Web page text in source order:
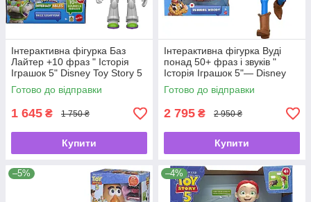
Інтерактивна фігурка Баз
Лайтер +10 фраз " Історія
Іграшок 5" Disney Toy Story 5
Interactables від Mattel 🚀✨
Готово до відправки
1 645 ₴ 1 750 ₴
Купити
Інтерактивна фігурка Вуді
понад 50+ фраз і звуків "
Історія Іграшок 5"— Disney
Pixar Toy Story 5 від Mattel 🤠
✨
Готово до відправки
2 795 ₴ 2 950 ₴
Купити
–5% –4%